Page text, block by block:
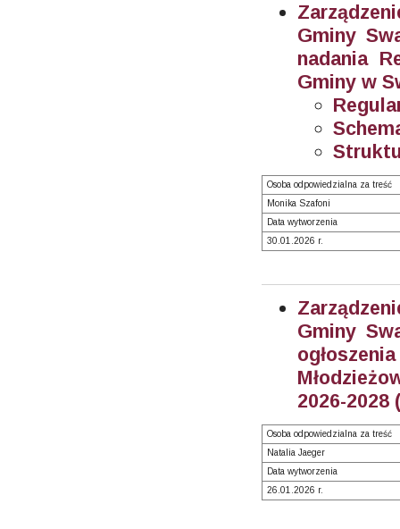
Gminy
nadania
Gminy w
Osoba odpowiedzialna za treść
Monika Szafoni
Data wytworzenia
30.01.2026 r.
Gminy
2026-2028
Osoba odpowiedzialna za treść
Natalia Jaeger
Data wytworzenia
26.01.2026 r.